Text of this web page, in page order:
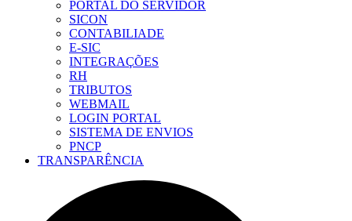
PORTAL DO SERVIDOR
SICON
CONTABILIADE
E-SIC
INTEGRAÇÕES
RH
TRIBUTOS
WEBMAIL
LOGIN PORTAL
SISTEMA DE ENVIOS
PNCP
TRANSPARÊNCIA